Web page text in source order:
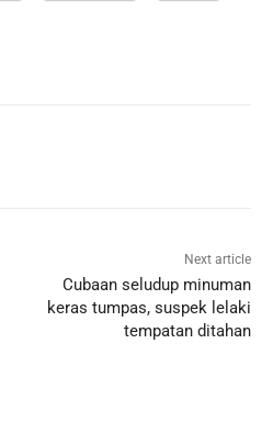
Next article
Cubaan seludup minuman
keras tumpas, suspek lelaki
tempatan ditahan